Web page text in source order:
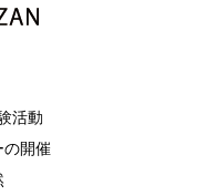
活動
の開催